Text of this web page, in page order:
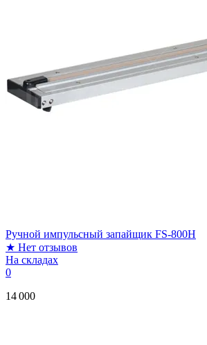
Ручной импульсный запайщик FS-800H
★ Нет отзывов
На складах
0
14 000